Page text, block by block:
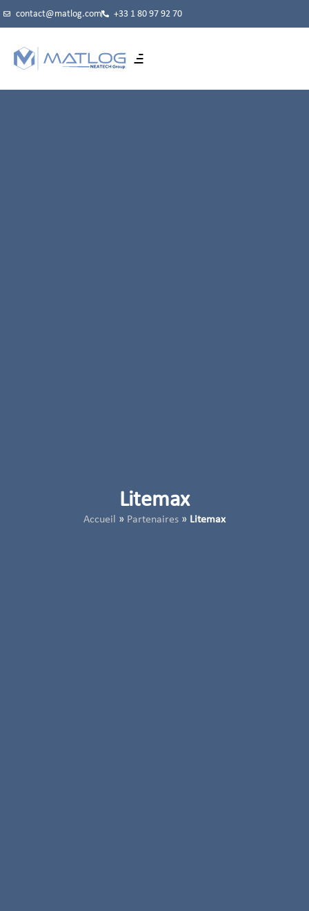
contact@matlog.com +33 1 80 97 92 70
Litemax
Accueil » Partenaires » Litemax